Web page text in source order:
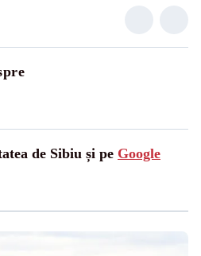
de Sibiu și pe Google